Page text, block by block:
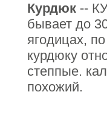
Курдюк --
бывает до
ягодицах,
курдюку
степпые.
похожий.